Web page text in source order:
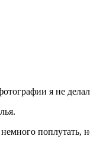
я не
поплутать,